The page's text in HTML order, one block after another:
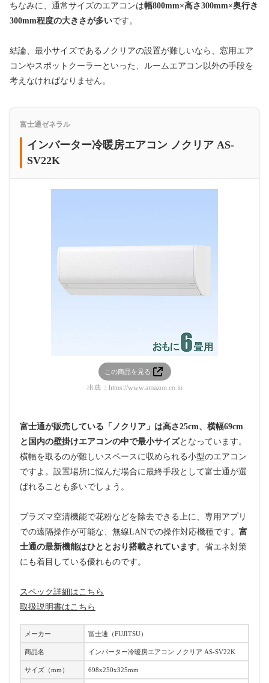
ちなみに、通常サイズのエアコンは幅800mm×高さ300mm×奥行き
300mm程度の大きさが多いです。
結論、最小サイズであるノクリアの設置が難しいなら、窓用エア
コンやスポットクーラーといった、ルームエアコン以外の手段を
考えなければなりません。
富士通ゼネラル
インバーター冷暖房エアコン ノクリア AS-
SV22K
この商品を見る
出典： https://www.amazon.co.jp
富士通が販売している「ノクリア」は高さ25cm、横幅69cm
と国内の壁掛けエアコンの中で最小サイズとなっています。
横幅を取るのが難しいスペースに収められる小型のエアコン
ですよ。設置場所に悩んだ場合に最終手段として富士通が選
ばれることも多いでしょう。
プラズマ空清機能で花粉などを除去できる上に、専用アプリ
での遠隔操作が可能な、無線LANでの操作対応機種です。 富
士通の最新機能はひととおり搭載されています。省エネ対策
にも着目している優れものです。
スペック詳細はこちら
取扱説明書はこちら
メーカー 富士通（FUJITSU）
商品名 インバーター冷暖房エアコン ノクリア AS-SV22K
サイズ（mm） 698x250x325mm